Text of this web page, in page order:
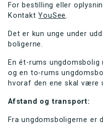
For bestilling eller
KontaktYouSee.
Det er kun unge under
boligerne.
En ét-rums
og en to-rums
hvoraf den ene skal være
Afstand og transport:
Fra ungdomsboligerne er